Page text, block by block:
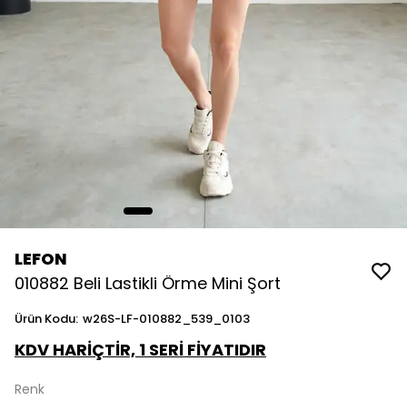
LEFON
010882 Beli Lastikli Örme Mini Şort
Ürün Kodu: w26S-LF-010882_539_0103
KDV HARİÇTİR, 1 SERİ FİYATIDIR
Renk